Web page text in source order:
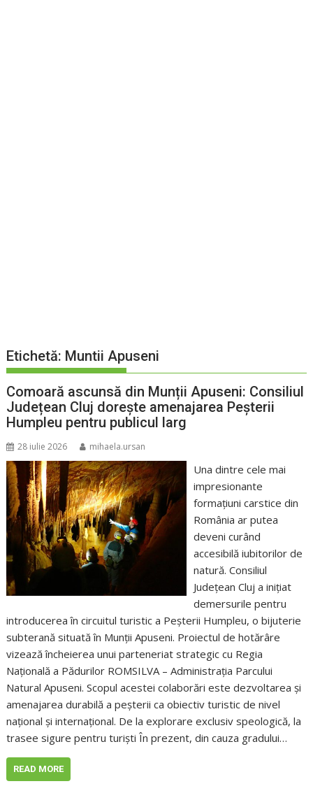
Etichetă: Muntii Apuseni
Comoară ascunsă din Munții Apuseni: Consiliul
Județean Cluj dorește amenajarea Peșterii
Humpleu pentru publicul larg
28 iulie 2026 mihaela.ursan
Una dintre cele mai
impresionante
formațiuni carstice din
România ar putea
deveni curând
accesibilă iubitorilor de
natură. Consiliul
Județean Cluj a inițiat
demersurile pentru
introducerea în circuitul turistic a Peșterii Humpleu, o bijuterie
subterană situată în Munții Apuseni. Proiectul de hotărâre
vizează încheierea unui parteneriat strategic cu Regia
Națională a Pădurilor ROMSILVA – Administrația Parcului
Natural Apuseni. Scopul acestei colaborări este dezvoltarea și
amenajarea durabilă a peșterii ca obiectiv turistic de nivel
național și internațional. De la explorare exclusiv speologică, la
trasee sigure pentru turiști În prezent, din cauza gradului…
READ MORE